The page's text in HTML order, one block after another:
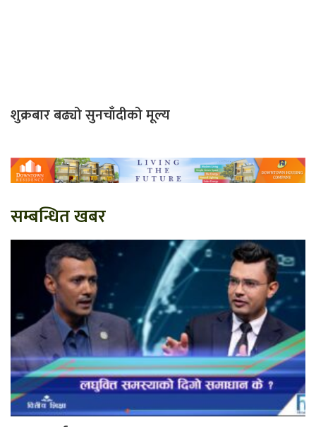
शुक्रबार बढ्यो सुनचाँदीको मूल्य
सम्बन्धित खबर